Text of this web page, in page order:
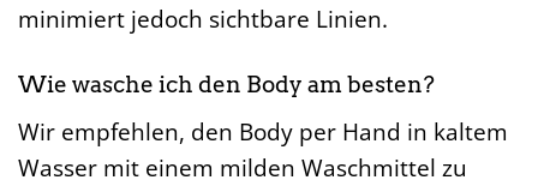
minimiert jedoch sichtbare Linien.
Wie wasche ich den Body am besten?
Wir empfehlen, den Body per Hand in kaltem
Wasser mit einem milden Waschmittel zu